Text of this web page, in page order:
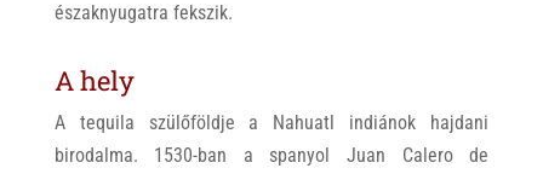
északnyugatra fekszik.
A hely
A tequila szülőföldje a Nahuatl indiánok hajdani
birodalma. 1530-ban a spanyol Juan Calero de